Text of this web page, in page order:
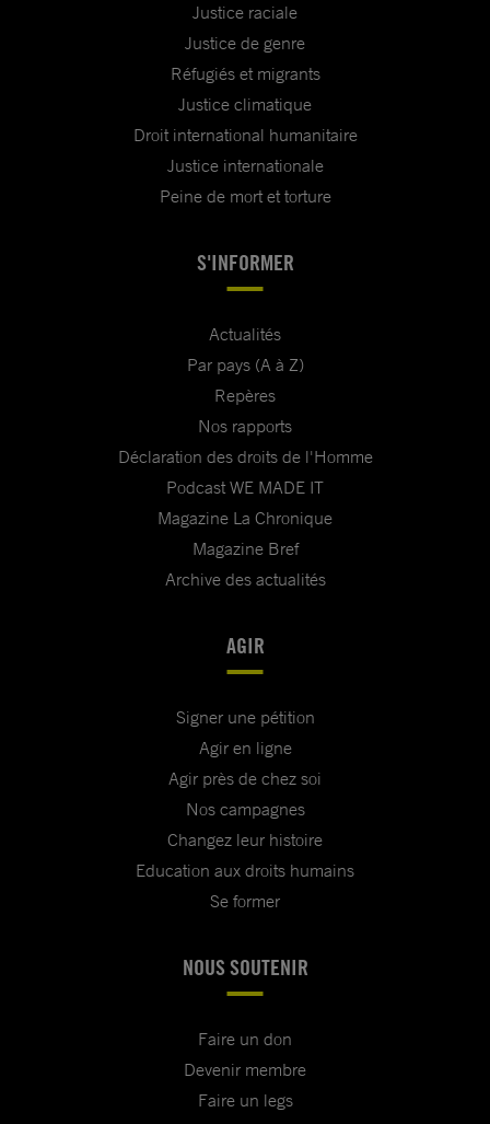
Justice raciale
Justice de genre
Réfugiés et migrants
Justice climatique
Droit international humanitaire
Justice internationale
Peine de mort et torture
S'INFORMER
Actualités
Par pays (A à Z)
Repères
Nos rapports
Déclaration des droits de l'Homme
Podcast WE MADE IT
Magazine La Chronique
Magazine Bref
Archive des actualités
AGIR
Signer une pétition
Agir en ligne
Agir près de chez soi
Nos campagnes
Changez leur histoire
Education aux droits humains
Se former
NOUS SOUTENIR
Faire un don
Devenir membre
Faire un legs